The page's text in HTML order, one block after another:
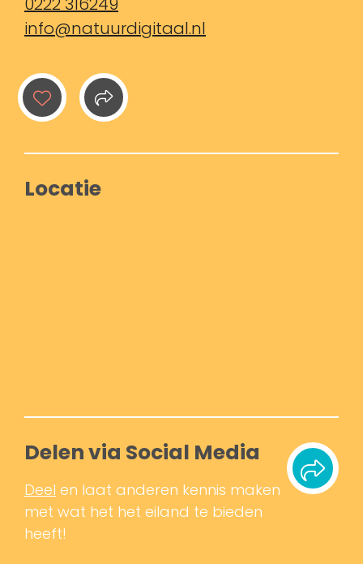
info@natuurdigitaal.nl
Locatie
Delen via Social Media
Deel en laat anderen kennis maken
met wat het het eiland te bieden
heeft!